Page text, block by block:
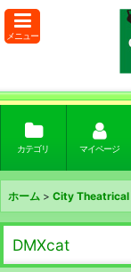
メニュー
カテゴリ マイページ
ホーム > City Theatrical
DMXcat